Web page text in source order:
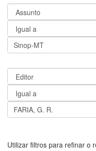
Utilizar filtros para refinar o